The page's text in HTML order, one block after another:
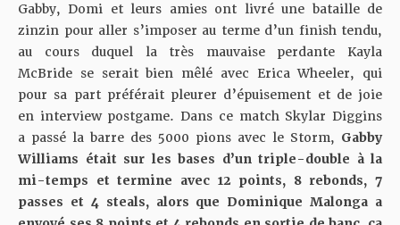
Gabby, Domi et leurs amies ont livré une bataille de
zinzin pour aller s’imposer au terme d’un finish tendu,
au cours duquel la très mauvaise perdante Kayla
McBride se serait bien mêlé avec Erica Wheeler, qui
pour sa part préférait pleurer d’épuisement et de joie
en interview postgame. Dans ce match Skylar Diggins
a passé la barre des 5000 pions avec le Storm, Gabby
Williams était sur les bases d’un triple-double à la
mi-temps et termine avec 12 points, 8 rebonds, 7
passes et 4 steals, alors que Dominique Malonga a